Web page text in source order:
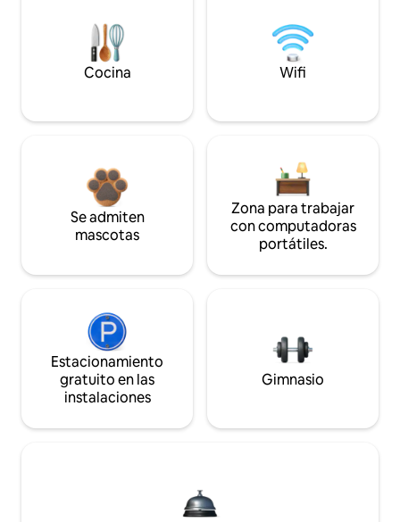
Cocina Wifi
Se admiten
mascotas
Zona para trabajar
con computadoras
portátiles.
Estacionamiento
gratuito en las
instalaciones
Gimnasio